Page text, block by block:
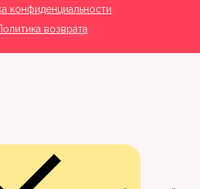
конфиденциальности
возврата